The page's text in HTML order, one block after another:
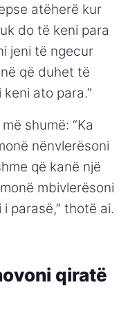
atëherë kur
do të keni para
jeni të ngecur
që duhet të
ato para.”
shumë: “Ka
nënvlerësoni
që kanë një
mbivlerësoni
parasë,” thotë ai.
qiratë